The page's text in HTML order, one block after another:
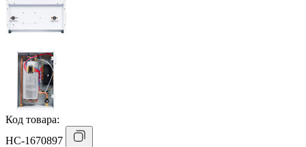
Код товара:
НС-1670897